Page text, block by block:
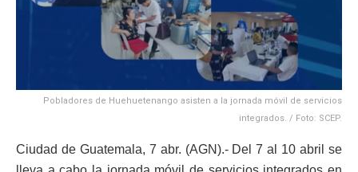
Pobladores de Huehuetenango asisten a la jornada móvil de servicios
integrados. / Foto: SCEP.
Ciudad de Guatemala, 7 abr. (AGN).- Del 7 al 10 abril se